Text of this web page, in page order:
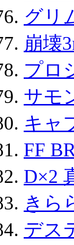
グリ
崩壊
プロ
サモ
キャ
FF
D×2
きら
デス